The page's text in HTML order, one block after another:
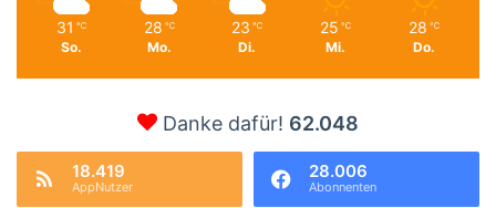
31 ℃
So.
28 ℃
Mo.
23 ℃
Di.
25 ℃
Mi.
28 ℃
Do.
Danke dafür! 62.048
18.419
AppNutzer
28.006
Abonnenten